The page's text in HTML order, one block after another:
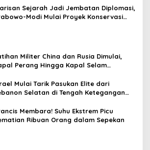
Sejarah Jadi Jembatan Diplomasi,
Modi Mulai Proyek Konservasi
Militer China dan Rusia Dimulai,
Perang Hingga Kapal Selam
Mulai Tarik Pasukan Elite dari
Selatan di Tengah Ketegangan
Membara! Suhu Ekstrem Picu
Ribuan Orang dalam Sepekan